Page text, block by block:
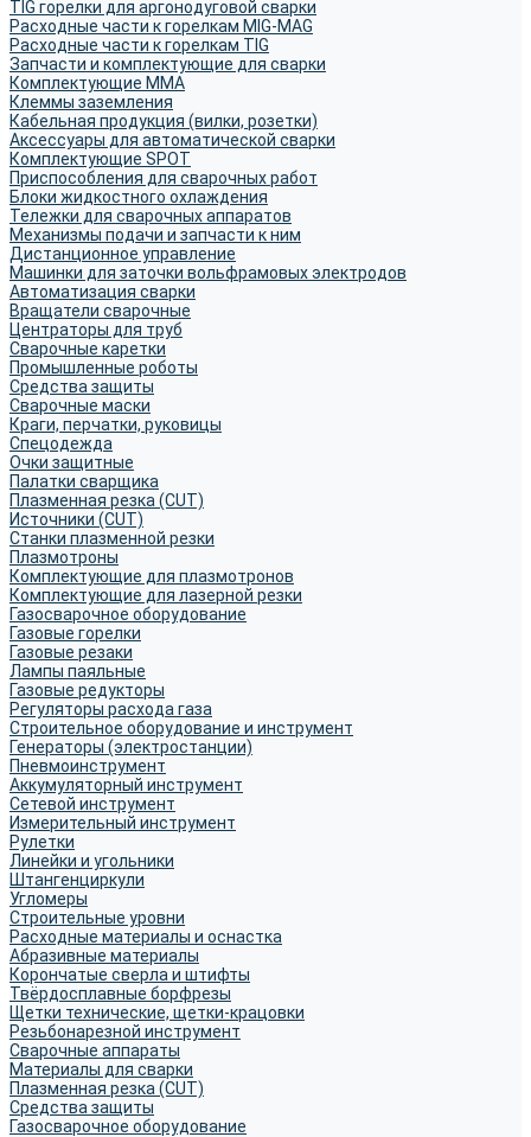
TIG горелки для аргонодуговой сварки
Расходные части к горелкам MIG-MAG
Расходные части к горелкам TIG
Запчасти и комплектующие для сварки
Комплектующие ММА
Клеммы заземления
Кабельная продукция (вилки, розетки)
Аксессуары для автоматической сварки
Комплектующие SPOT
Приспособления для сварочных работ
Блоки жидкостного охлаждения
Тележки для сварочных аппаратов
Механизмы подачи и запчасти к ним
Дистанционное управление
Машинки для заточки вольфрамовых электродов
Автоматизация сварки
Вращатели сварочные
Центраторы для труб
Сварочные каретки
Промышленные роботы
Средства защиты
Сварочные маски
Краги, перчатки, руковицы
Спецодежда
Очки защитные
Палатки сварщика
Плазменная резка (CUT)
Источники (CUT)
Станки плазменной резки
Плазмотроны
Комплектующие для плазмотронов
Комплектующие для лазерной резки
Газосварочное оборудование
Газовые горелки
Газовые резаки
Лампы паяльные
Газовые редукторы
Регуляторы расхода газа
Строительное оборудование и инструмент
Генераторы (электростанции)
Пневмоинструмент
Аккумуляторный инструмент
Сетевой инструмент
Измерительный инструмент
Рулетки
Линейки и угольники
Штангенциркули
Угломеры
Строительные уровни
Расходные материалы и оснастка
Абразивные материалы
Корончатые сверла и штифты
Твёрдосплавные борфрезы
Щетки технические, щетки-крацовки
Резьбонарезной инструмент
Сварочные аппараты
Материалы для сварки
Плазменная резка (CUT)
Средства защиты
Газосварочное оборудование